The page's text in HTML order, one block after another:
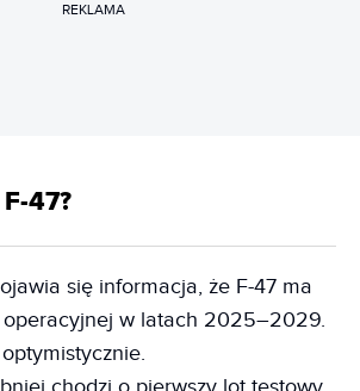
REKLAMA
47?
się informacja, że F-47 ma
operacyjnej w latach 2025–2029.